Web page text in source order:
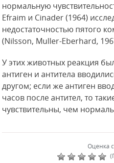
нормальную
Efraim и Cinader (1964)
недостаточностью пятого
(Nilsson, Muller-Eberhard,
У этих животных реакция
антиген и антитела
другом; если же антиген
часов после антител, то
чувствительны, чем
Оценка